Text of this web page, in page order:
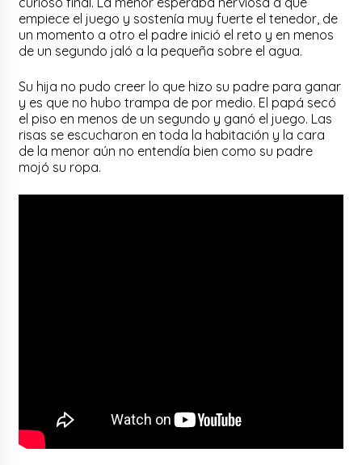
empiece el juego y sostenía muy fuerte el tenedor, de
un momento a otro el padre inició el reto y en menos
de un segundo jaló a la pequeña sobre el agua.
Su hija no pudo creer lo que hizo su padre para ganar
y es que no hubo trampa de por medio. El papá secó
el piso en menos de un segundo y ganó el juego. Las
risas se escucharon en toda la habitación y la cara
de la menor aún no entendía bien como su padre
mojó su ropa.